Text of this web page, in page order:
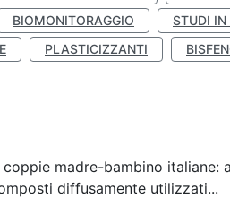
BIOMONITORAGGIO STUDI IN
PLASTICIZZANTI
madre-bambino italiane:
diffusamente utilizzati...